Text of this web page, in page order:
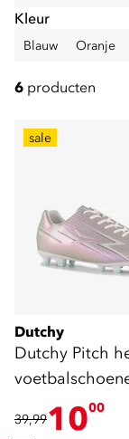
Kleur
Blauw Oranje
6 producten
sale
Dutchy
Dutchy Pitch
roze wit
39,991000